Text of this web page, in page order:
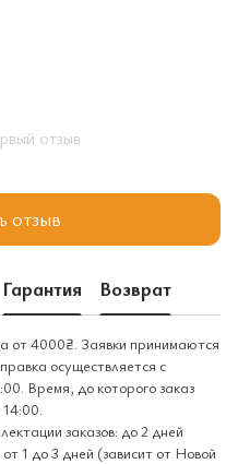
отзыв
отзыв
Гарантия Возврат
от 4000₴. Заявки принимаются
осуществляется с
Время, до которого заказ
заказов: до 2 дней
1 до 3 дней (зависит от Новой